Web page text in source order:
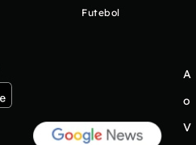
Futebol
A
o
V